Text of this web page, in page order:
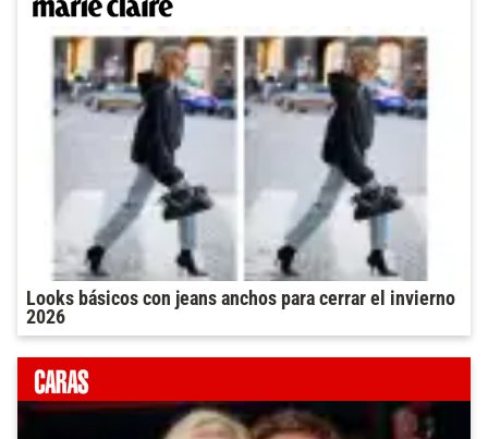
Looks básicos con jeans anchos para cerrar el invierno
2026